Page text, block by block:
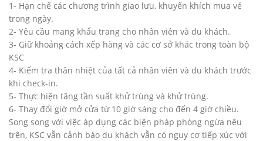
1- Hạn chế các chương trình giao lưu, khuyến khích mua vé
trong ngày.
2- Yêu cầu mang khẩu trang cho nhân viên và du khách.
3- Giữ khoảng cách xếp hàng và các cơ sở khác trong toàn bộ
KSC
4- Kiểm tra thân nhiệt của tất cả nhân viên và du khách trước
khi check-in.
5- Thực hiện tăng tần suất khử trùng và khử trùng.
6- Thay đổi giờ mở cửa từ 10 giờ sáng cho đến 4 giờ chiều.
Song song với việc áp dụng các biện pháp phòng ngừa nêu
trên, KSC vẫn cảnh báo du khách vẫn có nguy cơ tiếp xúc với